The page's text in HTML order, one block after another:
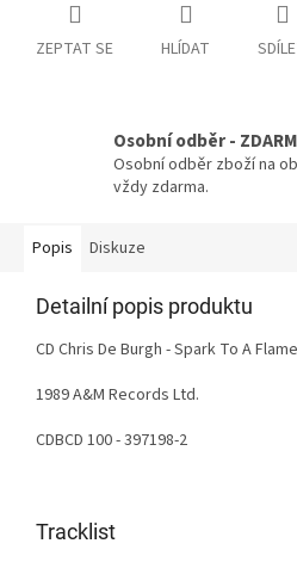
ZEPTAT SE HLÍDAT
Osobní odběr -
Osobní odběr zboží na
vždy zdarma.
Popis Diskuze
Detailní popis produktu
CD Chris De Burgh - Spark To A Flame
1989 A&M Records Ltd.
CDBCD 100 - 397198-2
Tracklist